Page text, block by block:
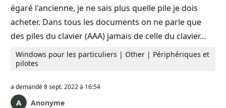
égaré l'ancienne, je ne sais plus quelle pile je dois
acheter. Dans tous les documents on ne parle que
des piles du clavier (AAA) jamais de celle du clavier…
Windows pour les particuliers | Other | Périphériques et
pilotes
a demandé8 sept. 2022 à 16:54
Anonyme